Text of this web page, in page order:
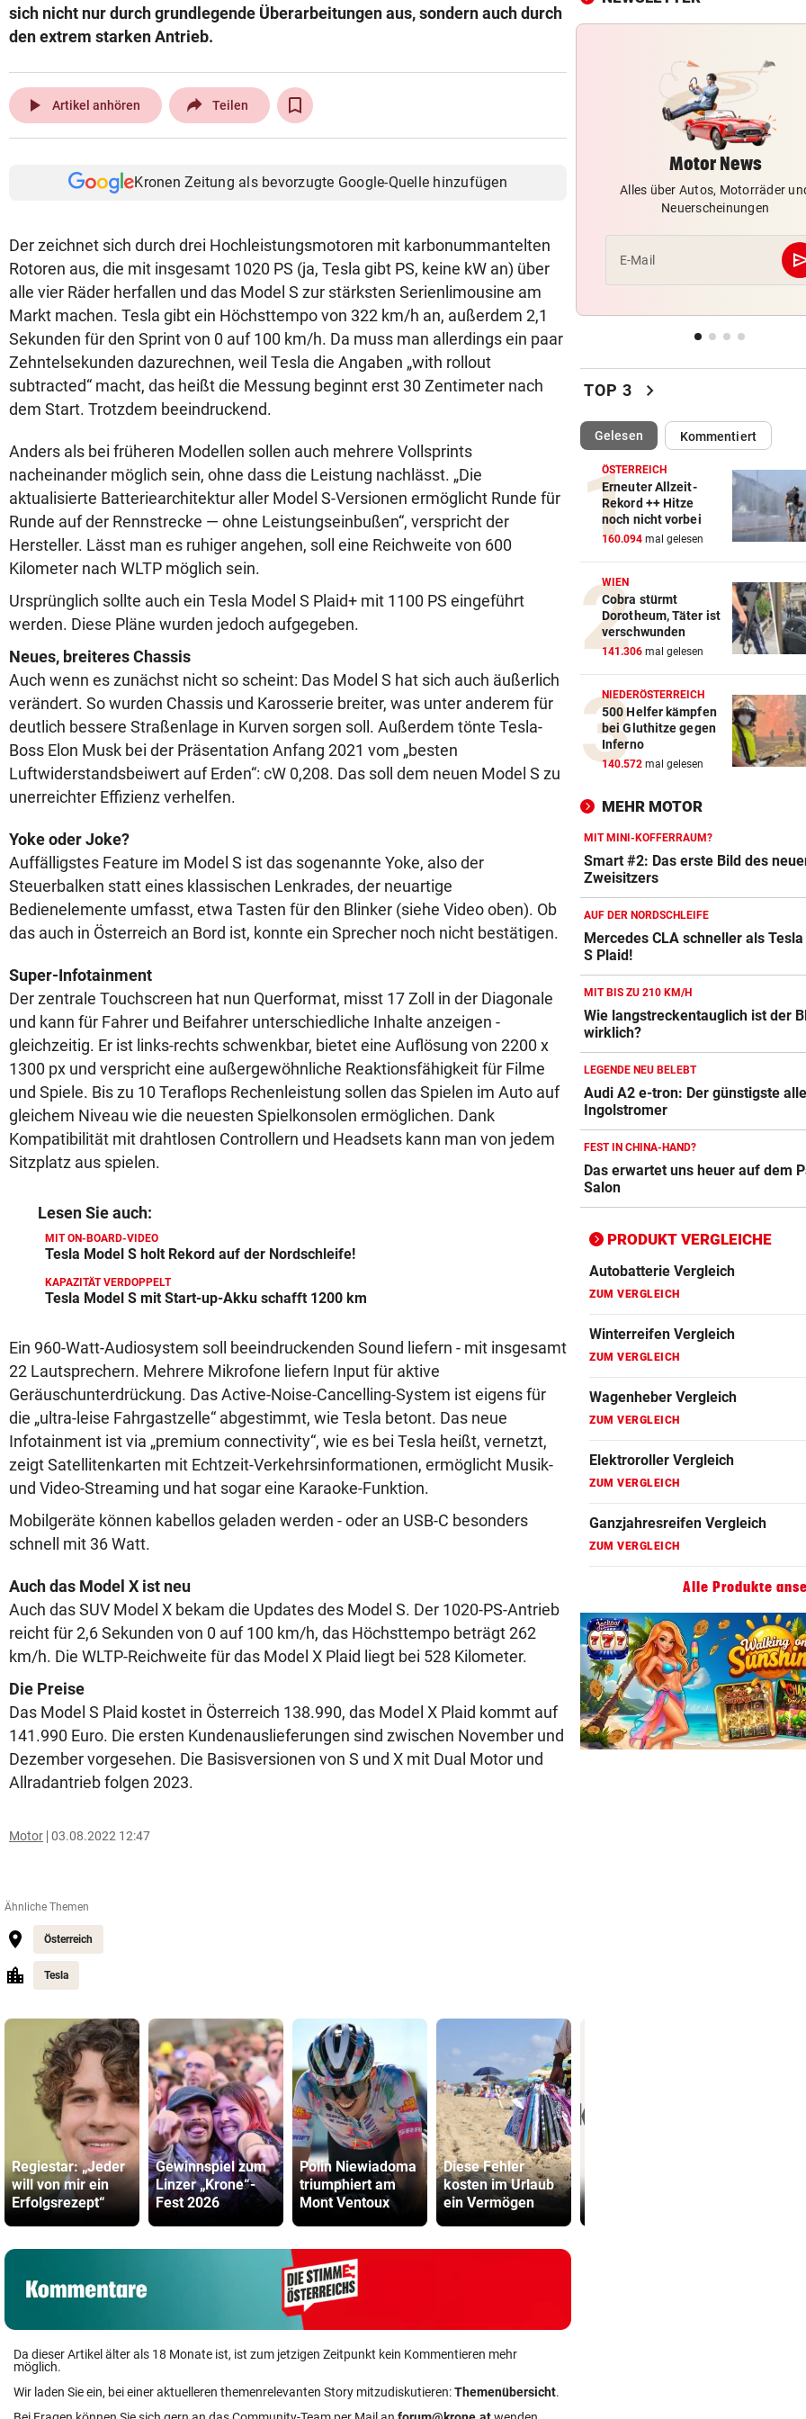
sich nicht nur durch grundlegende Überarbeitungen aus, sondern auch durch
den extrem starken Antrieb.
play_arrow Artikel anhören Teilen
Kronen Zeitung als bevorzugte Google-Quelle hinzufügen
Der zeichnet sich durch drei Hochleistungsmotoren mit karbonummantelten
Rotoren aus, die mit insgesamt 1020 PS (ja, Tesla gibt PS, keine kW an) über
alle vier Räder herfallen und das Model S zur stärksten Serienlimousine am
Markt machen. Tesla gibt ein Höchsttempo von 322 km/h an, außerdem 2,1
Sekunden für den Sprint von 0 auf 100 km/h. Da muss man allerdings ein paar
Zehntelsekunden dazurechnen, weil Tesla die Angaben „with rollout
subtracted“ macht, das heißt die Messung beginnt erst 30 Zentimeter nach
dem Start. Trotzdem beeindruckend.
Anders als bei früheren Modellen sollen auch mehrere Vollsprints
nacheinander möglich sein, ohne dass die Leistung nachlässt. „Die
aktualisierte Batteriearchitektur aller Model S-Versionen ermöglicht Runde für
Runde auf der Rennstrecke — ohne Leistungseinbußen“, verspricht der
Hersteller. Lässt man es ruhiger angehen, soll eine Reichweite von 600
Kilometer nach WLTP möglich sein.
Ursprünglich sollte auch ein Tesla Model S Plaid+ mit 1100 PS eingeführt
werden. Diese Pläne wurden jedoch aufgegeben.
Neues, breiteres Chassis
Auch wenn es zunächst nicht so scheint: Das Model S hat sich auch äußerlich
verändert. So wurden Chassis und Karosserie breiter, was unter anderem für
deutlich bessere Straßenlage in Kurven sorgen soll. Außerdem tönte Tesla-
Boss Elon Musk bei der Präsentation Anfang 2021 vom „besten
Luftwiderstandsbeiwert auf Erden“: cW 0,208. Das soll dem neuen Model S zu
unerreichter Effizienz verhelfen.
Yoke oder Joke?
Auffälligstes Feature im Model S ist das sogenannte Yoke, also der
Steuerbalken statt eines klassischen Lenkrades, der neuartige
Bedienelemente umfasst, etwa Tasten für den Blinker (siehe Video oben). Ob
das auch in Österreich an Bord ist, konnte ein Sprecher noch nicht bestätigen.
Super-Infotainment
Der zentrale Touchscreen hat nun Querformat, misst 17 Zoll in der Diagonale
und kann für Fahrer und Beifahrer unterschiedliche Inhalte anzeigen -
gleichzeitig. Er ist links-rechts schwenkbar, bietet eine Auflösung von 2200 x
1300 px und verspricht eine außergewöhnliche Reaktionsfähigkeit für Filme
und Spiele. Bis zu 10 Teraflops Rechenleistung sollen das Spielen im Auto auf
gleichem Niveau wie die neuesten Spielkonsolen ermöglichen. Dank
Kompatibilität mit drahtlosen Controllern und Headsets kann man von jedem
Sitzplatz aus spielen.
Lesen Sie auch:
MIT ON-BOARD-VIDEO
Tesla Model S holt Rekord auf der Nordschleife!
KAPAZITÄT VERDOPPELT
Tesla Model S mit Start-up-Akku schafft 1200 km
Ein 960-Watt-Audiosystem soll beeindruckenden Sound liefern - mit insgesamt
22 Lautsprechern. Mehrere Mikrofone liefern Input für aktive
Geräuschunterdrückung. Das Active-Noise-Cancelling-System ist eigens für
die „ultra-leise Fahrgastzelle“ abgestimmt, wie Tesla betont. Das neue
Infotainment ist via „premium connectivity“, wie es bei Tesla heißt, vernetzt,
zeigt Satellitenkarten mit Echtzeit-Verkehrsinformationen, ermöglicht Musik-
und Video-Streaming und hat sogar eine Karaoke-Funktion.
Mobilgeräte können kabellos geladen werden - oder an USB-C besonders
schnell mit 36 Watt.
Auch das Model X ist neu
Auch das SUV Model X bekam die Updates des Model S. Der 1020-PS-Antrieb
reicht für 2,6 Sekunden von 0 auf 100 km/h, das Höchsttempo beträgt 262
km/h. Die WLTP-Reichweite für das Model X Plaid liegt bei 528 Kilometer.
Die Preise
Das Model S Plaid kostet in Österreich 138.990, das Model X Plaid kommt auf
141.990 Euro. Die ersten Kundenauslieferungen sind zwischen November und
Dezember vorgesehen. Die Basisversionen von S und X mit Dual Motor und
Allradantrieb folgen 2023.
Motor 03.08.2022 12:47
Ähnliche Themen
Österreich
Tesla
Regiestar: „Jeder
will von mir ein
Erfolgsrezept“
Gewinnspiel zum
Linzer „Krone“-
Fest 2026
Polin Niewiadoma
triumphiert am
Mont Ventoux
Diese Fehler
kosten im Urlaub
ein Vermögen
Da dieser Artikel älter als 18 Monate ist, ist zum jetzigen Zeitpunkt kein Kommentieren mehr
möglich.
Wir laden Sie ein, bei einer aktuelleren themenrelevanten Story mitzudiskutieren:Themenübersicht.
UNTER EINER BEDINGUNG
USA will Blockade von
2. LIGA – 2. RUNDE
3:0! Absteiger BW Linz
Wacker Innsbruck ab
NACH ELFER-RÜCKNAHME
Hinterseer über VAR: „Ist ein
absoluter Skandal!“
WEGEN CEUTA-KRISE vor
SONNTAG NOCH IM KASTEN
locken WAC-Goalie
BEI BARESI-ABSCHIED
Brasilien-Legende schockt
mit Mallet-Finger
KIND UND PARTNER TOT vor
Traktor-Unglück: Mutter
meldet sich zu Wort
STRATEGIE FEHLT vor
Schutz vor Drohnen?
hat keinen Plan
3:1 nach 0:1! Altach dreht
gegen WSG Tirol
KRITIK AUS POLITIK vor
Theater stellt
NACH WIEN AUF MYKONOS
Luxus am Meer! Sabalenka
gewährt private Einblicke
„IHR SEID DER HAMMER!“
Feuerwehr befreite Kalb aus
misslicher Lage
Motor News
Alles über Autos, Motorräder
Neuerscheinungen
E-Mail
TOP 3 chevron_right
Gelesen(ausgewählt)Kommentiert
ÖSTERREICH
Erneuter Allzeit-
Rekord ++ Hitze
noch nicht vorbei
160.094 mal gelesen
WIEN
Cobra stürmt
Dorotheum, Täter ist
verschwunden
141.306 mal gelesen
NIEDERÖSTERREICH
500 Helfer kämpfen
bei Gluthitze gegen
Inferno
140.572 mal gelesen
MEHR MOTOR
MIT MINI-KOFFERRAUM?
Smart #2: Das erste Bild des
Zweisitzers
AUF DER NORDSCHLEIFE
Mercedes CLA schneller als
S Plaid!
MIT BIS ZU 210 KM/H
Wie langstreckentauglich ist der
wirklich?
LEGENDE NEU BELEBT
Audi A2 e-tron: Der günstigste
Ingolstromer
FEST IN CHINA-HAND?
Das erwartet uns heuer auf dem
Salon
PRODUKT VERGLEICHE
Autobatterie Vergleich
ZUM VERGLEICH
Winterreifen Vergleich
ZUM VERGLEICH
Wagenheber Vergleich
ZUM VERGLEICH
ZUM VERGLEICH
ZUM VERGLEICH
Motorradhelm Vergleich
Schneeketten Vergleich
Autokredit Vergleich
Kompressor Vergleich
Alle Produkte